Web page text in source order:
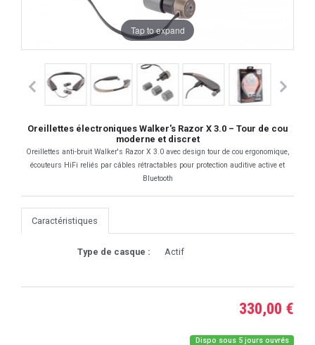
Tap to expand
Oreillettes électroniques Walker's Razor X 3.0 – Tour de cou
moderne et discret
Oreillettes anti-bruit Walker's Razor X 3.0 avec design tour de cou ergonomique,
écouteurs HiFi reliés par câbles rétractables pour protection auditive active et
Bluetooth
Caractéristiques
Type de casque : Actif
330,00 €
Dispo sous 5 jours ouvrés